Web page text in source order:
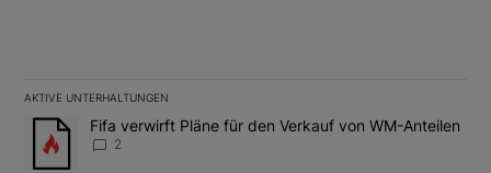
AKTIVE UNTERHALTUNGEN
Das Folgende ist eine Liste der am meisten kommentierten
Ein Trendartikel mit dem Titel "Fifa verwirft Pläne für den
Fifa verwirft Pläne für den Verkauf von WM-Anteilen
2